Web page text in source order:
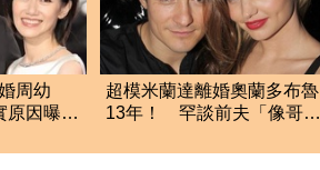
周幼
原因曝
超模米蘭達離婚奧蘭多布魯
13年！ 罕談前夫「像哥哥